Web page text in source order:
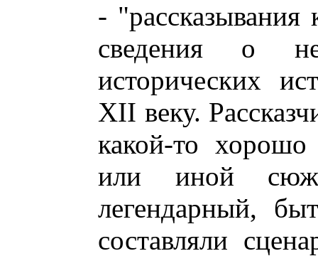
-
сведения о
исторических
XII веку.
какой-то хорошо
или иной
легендарный,
составляли